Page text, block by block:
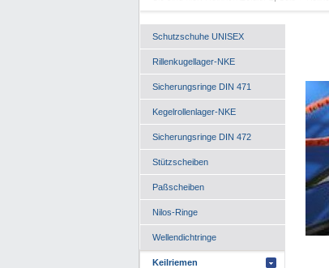
Schutzschuhe UNISEX
Rillenkugellager-NKE
Sicherungsringe DIN 471
Kegelrollenlager-NKE
Sicherungsringe DIN 472
Stützscheiben
Paßscheiben
Nilos-Ringe
Wellendichtringe
Keilriemen